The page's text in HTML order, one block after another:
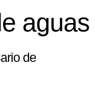
aguas
de